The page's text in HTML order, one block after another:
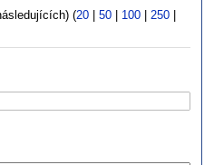
| 100 následujících) (20 |50 100 250